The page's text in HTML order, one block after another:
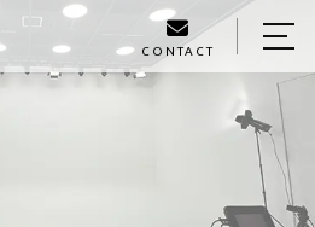
CONTACT
HOME